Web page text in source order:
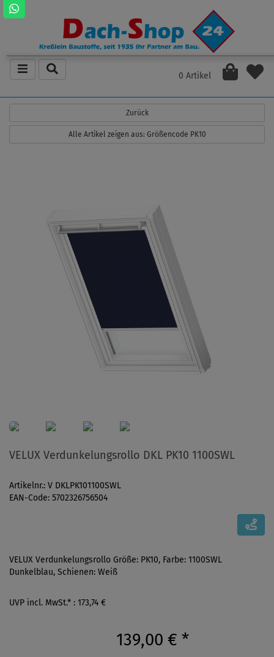
0 Artikel
Zurück
Alle Artikel zeigen aus: Größencode PK10
VELUX Verdunkelungsrollo DKL PK10 1100SWL
Artikelnr.: V DKLPK101100SWL
EAN-Code: 5702326756504
VELUX Verdunkelungsrollo Größe: PK10, Farbe: 1100SWL
Dunkelblau, Schienen: Weiß
UVP incl. MwSt.* : 173,74 €
139,00 € *